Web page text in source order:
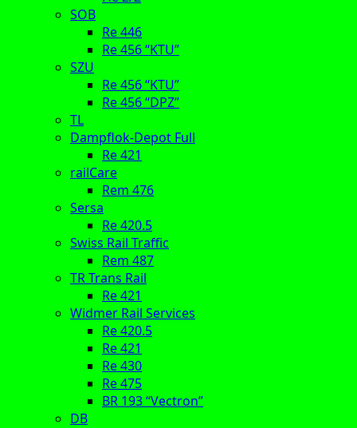
SOB
Re 446
Re 456 “KTU”
SZU
Re 456 “KTU”
Re 456 “DPZ”
TL
Dampflok-Depot Full
Re 421
railCare
Rem 476
Sersa
Re 420.5
Swiss Rail Traffic
Rem 487
TR Trans Rail
Re 421
Widmer Rail Services
Re 420.5
Re 421
Re 430
Re 475
BR 193 “Vectron”
DB